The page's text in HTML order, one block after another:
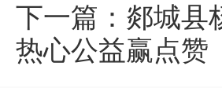
下一篇： 郯城县
热心公益赢点赞